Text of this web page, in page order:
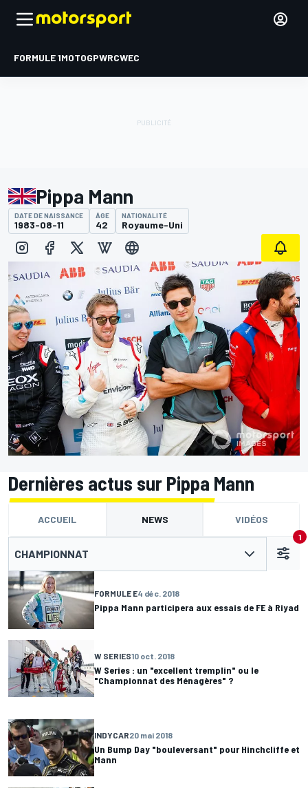
FORMULE 1MOTOGPWRCWEC
Pippa Mann
DATE DE NAISSANCE
1983-08-11
ÂGE
42
NATIONALITÉ
Royaume-Uni
Dernières actus sur Pippa Mann
ACCUEIL NEWS VIDÉOS
CHAMPIONNAT
1
FORMULE E4 déc. 2018
Pippa Mann participera aux essais de FE à Riyad
W SERIES10 oct. 2018
W Series : un "excellent tremplin" ou le
"Championnat des Ménagères" ?
INDYCAR20 mai 2018
Un Bump Day "bouleversant" pour Hinchcliffe et
Mann